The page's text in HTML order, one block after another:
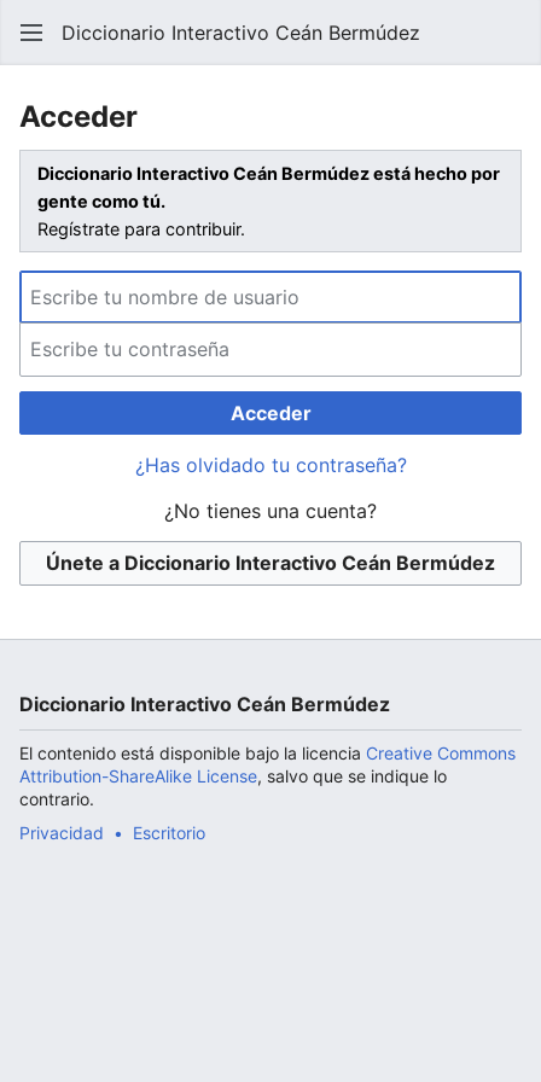
Abrir menú principal
Diccionario Interactivo Ceán Bermúdez
Acceder
Diccionario Interactivo Ceán Bermúdez está hecho por
gente como tú.
Regístrate para contribuir.
Acceder
¿Has olvidado tu contraseña?
¿No tienes una cuenta?
Únete a Diccionario Interactivo Ceán Bermúdez
Diccionario Interactivo Ceán Bermúdez
El contenido está disponible bajo la licencia Creative Commons
Attribution-ShareAlike License, salvo que se indique lo
contrario.
Privacidad
Escritorio